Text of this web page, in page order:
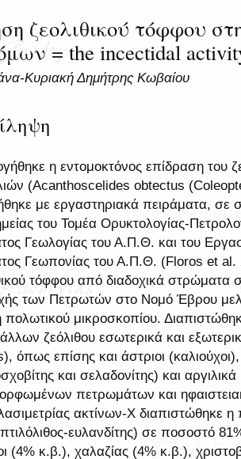
ζεολιθικού τόφφου
= the incectidal
Κυριακή Δημήτρης Κωβαίου
η εντομοκτόνος επίδραση του
(Acanthoscelides obtectus
με εργαστηριακά πειράματα, σε
του Τομέα Ορυκτολογίας-
Γεωλογίας του Α.Π.Θ. και του
Γεωπονίας του Α.Π.Θ. (Floros et al.
τόφφου από διαδοχικά στρώματα
των Πετρωτών στο Νομό Έβρου
μικροσκοπίου.
ζεόλιθου εσωτερικά και
όπως επίσης και άστριοι
και σελαδονίτης) και
πετρωμάτων και
ακτίνων-Χ διαπιστώθηκε
ευλανδίτης) σε ποσοστό
(4% κ.β.), χαλαζίας (4% κ.β.),